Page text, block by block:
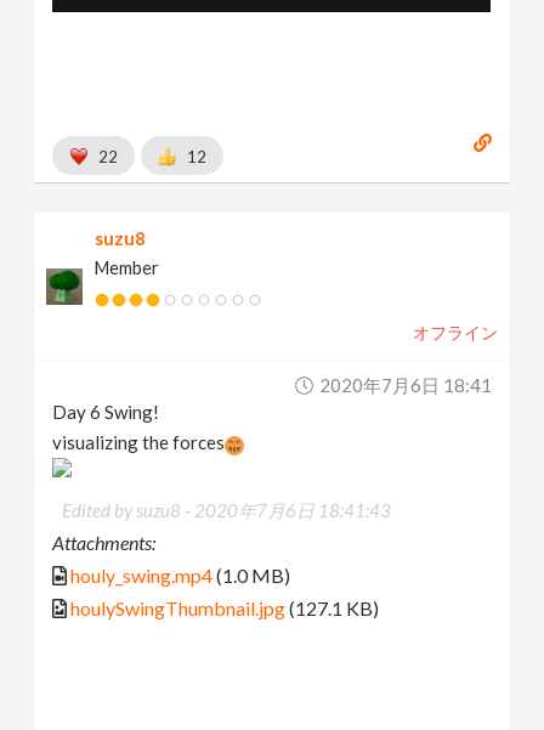
22 12
suzu8
Member
オフライン
2020年7月6日 18:41
Day 6 Swing!
visualizing the forces
Edited by suzu8 - 2020年7月6日 18:41:43
Attachments:
houly_swing.mp4(1.0 MB)
houlySwingThumbnail.jpg(127.1 KB)